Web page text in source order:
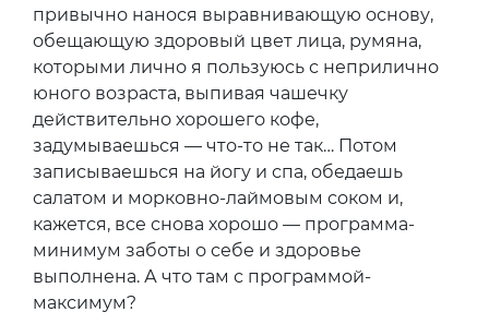
привычно нанося выравнивающую основу,
обещающую здоровый цвет лица, румяна,
которыми лично я пользуюсь с неприлично
юного возраста, выпивая чашечку
действительно хорошего кофе,
задумываешься — что-то не так… Потом
записываешься на йогу и спа, обедаешь
салатом и морковно-лаймовым соком и,
кажется, все снова хорошо — программа-
минимум заботы о себе и здоровье
выполнена. А что там с программой-
максимум?